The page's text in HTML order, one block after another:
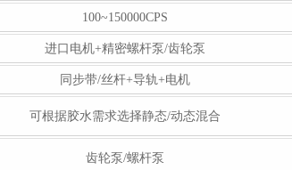
100~150000CPS
进口电机+精密螺杆泵/齿轮泵
同步带/丝杆+导轨+电机
可根据胶水需求选择静态/动态混合
齿轮泵/螺杆泵